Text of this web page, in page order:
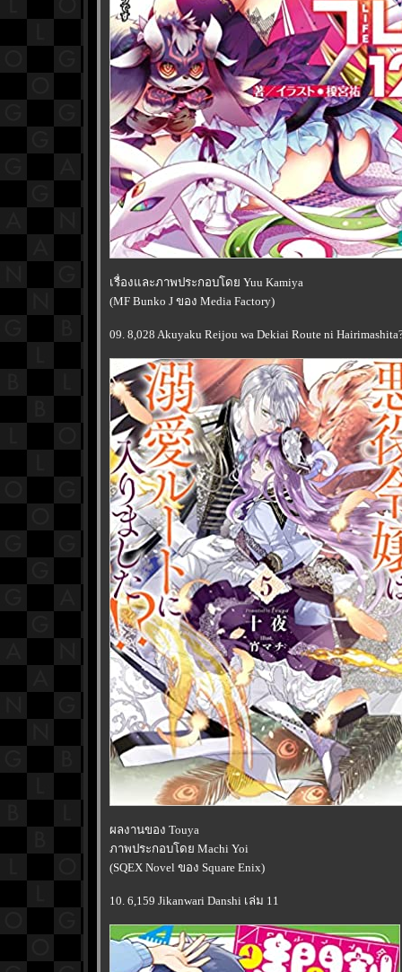
เรื่องและภาพประกอบโดย Yuu Kamiya
(MF Bunko J ของ Media Factory)
09. 8,028 Akuyaku Reijou wa Dekiai Route ni
ผลงานของ Touya
ภาพประกอบโดย Machi Yoi
(SQEX Novel ของ Square Enix)
10. 6,159 Jikanwari Danshi เล่ม 11